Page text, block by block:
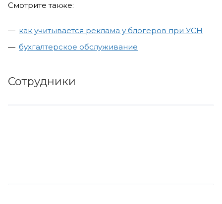
Смотрите также:
как учитывается реклама у блогеров при УСН
бухгалтерское обслуживание
Сотрудники